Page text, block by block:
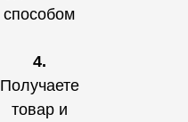
способом
4.
Получаете
товар и